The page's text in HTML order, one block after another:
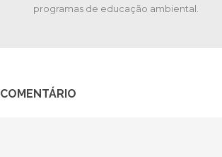
programas de educação ambiental.